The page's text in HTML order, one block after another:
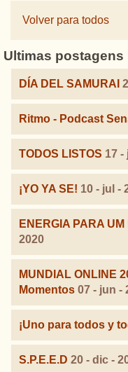
Volver para todos
Ultimas postagens
DÍA DEL SAMURAI
Ritmo - Podcast
TODOS LISTOS 17 -
¡YO YA SE! 10 - jul -
ENERGIA PARA
2020
MUNDIAL ONLINE
Momentos 07 - jun -
¡Uno para todos y
S.P.E.E.D 20 - dic -